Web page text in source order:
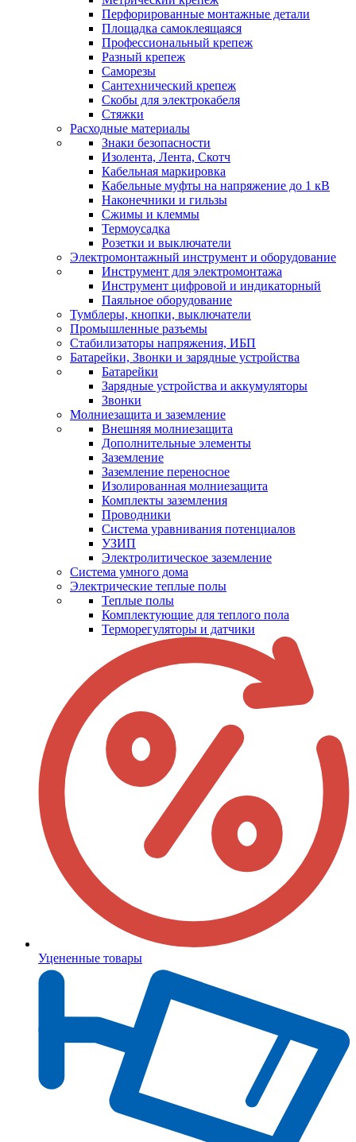
Перфорированные монтажные детали
Площадка самоклеящаяся
Профессиональный крепеж
Разный крепеж
Саморезы
Сантехнический крепеж
Скобы для электрокабеля
Стяжки
Расходные материалы
Знаки безопасности
Изолента, Лента, Скотч
Кабельная маркировка
Кабельные муфты на напряжение до 1 кВ
Наконечники и гильзы
Сжимы и клеммы
Термоусадка
Розетки и выключатели
Электромонтажный инструмент и оборудование
Инструмент для электромонтажа
Инструмент цифровой и индикаторный
Паяльное оборудование
Тумблеры, кнопки, выключатели
Промышленные разъемы
Стабилизаторы напряжения, ИБП
Батарейки, Звонки и зарядные устройства
Батарейки
Зарядные устройства и аккумуляторы
Звонки
Молниезащита и заземление
Внешняя молниезащита
Дополнительные элементы
Заземление
Заземление переносное
Изолированная молниезащита
Комплекты заземления
Проводники
Система уравнивания потенциалов
УЗИП
Электролитическое заземление
Система умного дома
Электрические теплые полы
Теплые полы
Комплектующие для теплого пола
Терморегуляторы и датчики
Уцененные товары